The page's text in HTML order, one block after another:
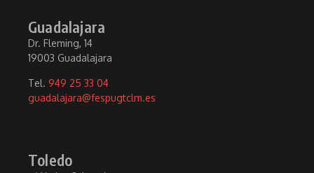
Guadalajara
Dr. Fleming, 14
19003 Guadalajara
Tel. 949 25 33 04
guadalajara@fespugtclm.es
Toledo